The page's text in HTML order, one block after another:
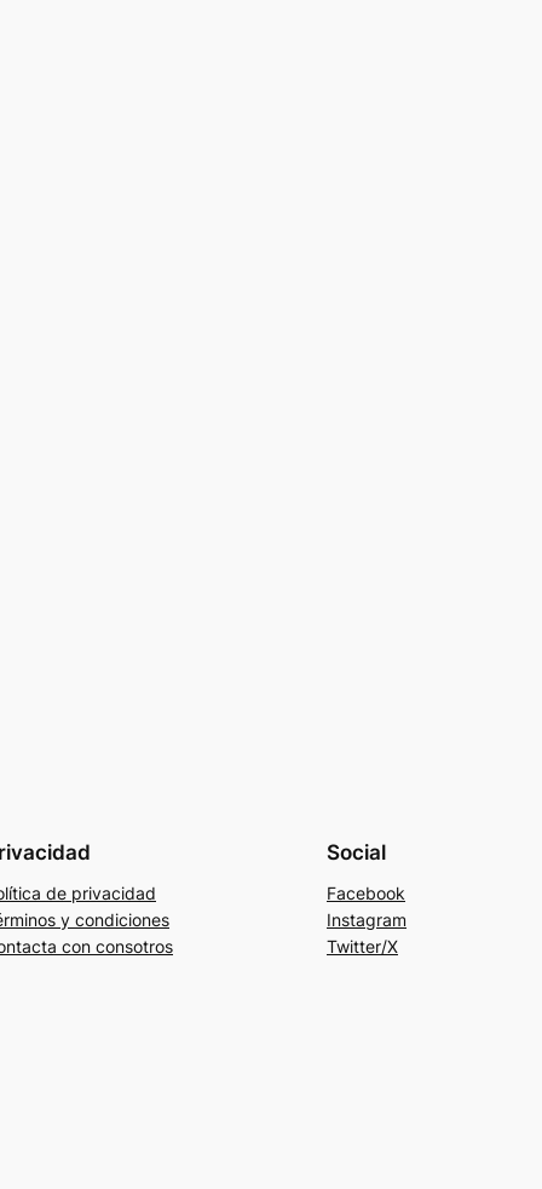
de privacidad
y condiciones
con consotros
Social
Facebook
Instagram
Twitter/X